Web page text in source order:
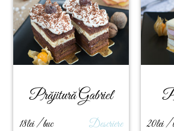
Prăjitură Gabriel
18lei / buc Descriere 20lei /